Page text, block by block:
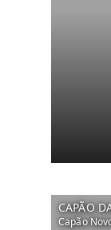
CAPÃO
Capão